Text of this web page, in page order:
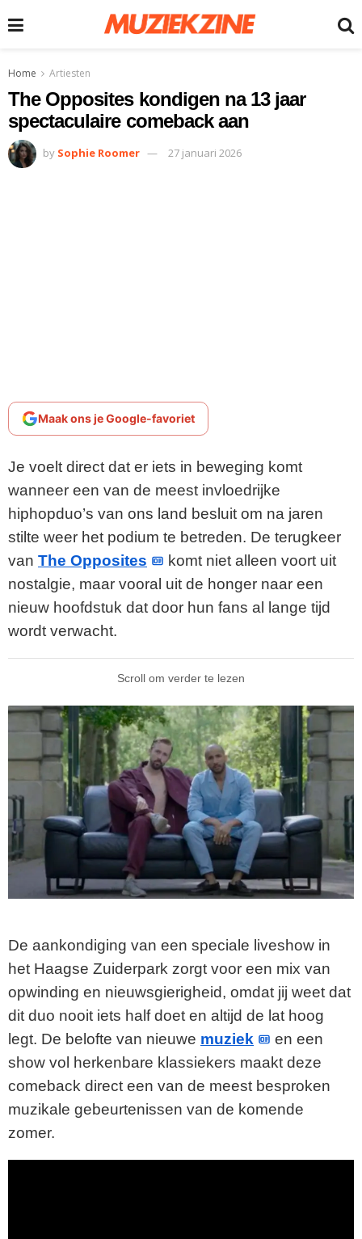
Home Artiesten
The Opposites kondigen na 13 jaar
spectaculaire comeback aan
by Sophie Roomer 27 januari 2026
Maak ons je Google-favoriet
Je voelt direct dat er iets in beweging komt
wanneer een van de meest invloedrijke
hiphopduo’s van ons land besluit om na jaren
stilte weer het podium te betreden. De terugkeer
van The Opposites
komt niet alleen voort uit
nostalgie, maar vooral uit de honger naar een
nieuw hoofdstuk dat door hun fans al lange tijd
wordt verwacht.
Scroll om verder te lezen
De aankondiging van een speciale liveshow in
het Haagse Zuiderpark zorgt voor een mix van
opwinding en nieuwsgierigheid, omdat jij weet dat
dit duo nooit iets half doet en altijd de lat hoog
legt. De belofte van nieuwe muziek
en een
show vol herkenbare klassiekers maakt deze
comeback direct een van de meest besproken
muzikale gebeurtenissen van de komende
zomer.